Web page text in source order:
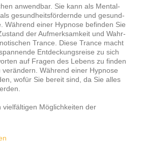
anwendbar. Sie kann als Mental-
gesundheitsfördernde und gesund-
Während einer Hypnose befinden Sie
der Aufmerksamkeit und Wahr-
Trance. Diese Trance macht
Entdeckungsreise zu sich
auf Fragen des Lebens zu finden
Während einer Hypnose
wofür Sie bereit sind, da Sie alles
Möglichkeiten der